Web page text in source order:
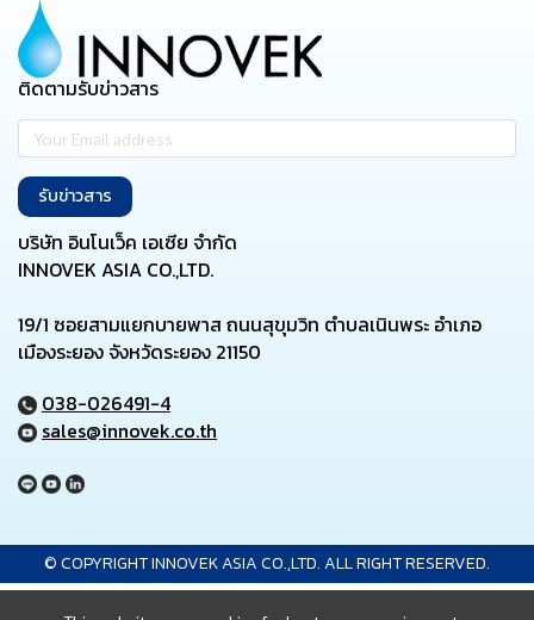
ติดตามรับข่าวสาร
รับข่าวสาร
บริษัท อินโนเว็ค เอเซีย จำกัด
INNOVEK ASIA CO.,LTD.
19/1 ซอยสามแยกบายพาส ถนนสุขุมวิท ตำบลเนินพระ อำเภอ
เมืองระยอง จังหวัดระยอง 21150
038-026491-4
sales@innovek.co.th
© COPYRIGHT INNOVEK ASIA CO.,LTD. ALL RIGHT RESERVED.